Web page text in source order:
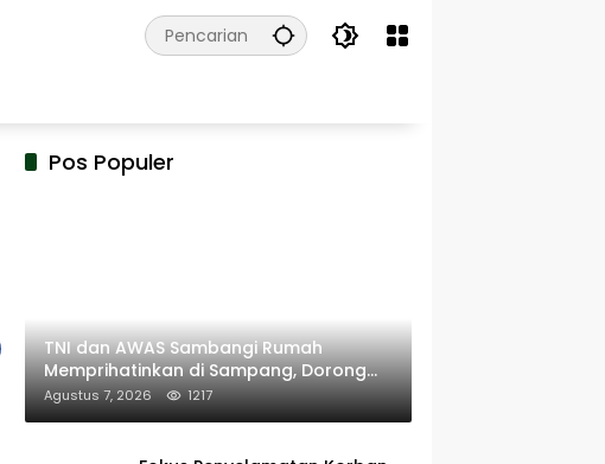
Pos Populer
TNI dan AWAS Sambangi Rumah
Memprihatinkan di Sampang, Dorong
Pemerintah Beri Bantuan RTLH
Agustus 7, 2026 1217